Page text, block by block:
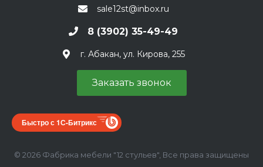
sale12st@inbox.ru
8 (3902) 35-49-49
г. Абакан, ул. Кирова, 255
Заказать звонок
Быстро с 1С-Битрикс
© 2026 Фабрика мебели "12 стульев", Все права защищены